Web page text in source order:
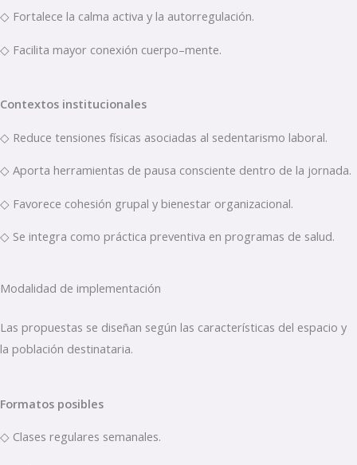
◇ Fortalece la calma activa y la autorregulación.
◇ Facilita mayor conexión cuerpo–mente.
Contextos institucionales
◇ Reduce tensiones físicas asociadas al sedentarismo laboral.
◇ Aporta herramientas de pausa consciente dentro de la jornada.
◇ Favorece cohesión grupal y bienestar organizacional.
◇ Se integra como práctica preventiva en programas de salud.
Modalidad de implementación
Las propuestas se diseñan según las características del espacio y
la población destinataria.
Formatos posibles
◇ Clases regulares semanales.